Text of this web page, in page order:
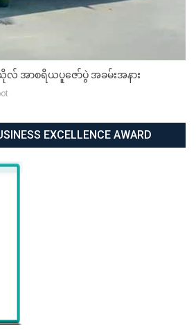
အာစရိယပူဇော်ပွဲ အခမ်းအနား
EXCELLENCE AWARD